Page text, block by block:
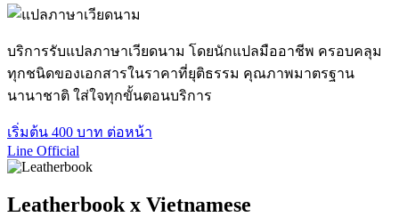
บริการรับแปลภาษาเวียดนาม โดยนักแปลมืออาชีพ ครอบคลุม
ทุกชนิดของเอกสารในราคาที่ยุติธรรม คุณภาพมาตรฐาน
นานาชาติ ใส่ใจทุกขั้นตอนบริการ
เริ่มต้น 400 บาท ต่อหน้า
Line Official
Leatherbook x Vietnamese